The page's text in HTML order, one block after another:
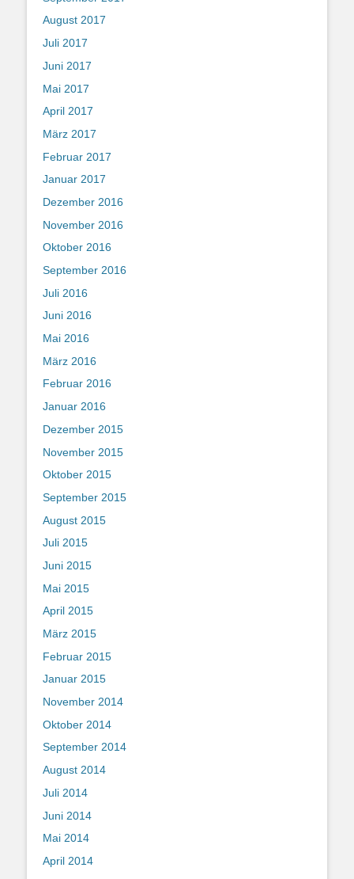
August 2017
Juli 2017
Juni 2017
Mai 2017
April 2017
März 2017
Februar 2017
Januar 2017
Dezember 2016
November 2016
Oktober 2016
September 2016
Juli 2016
Juni 2016
Mai 2016
März 2016
Februar 2016
Januar 2016
Dezember 2015
November 2015
Oktober 2015
September 2015
August 2015
Juli 2015
Juni 2015
Mai 2015
April 2015
März 2015
Februar 2015
Januar 2015
November 2014
Oktober 2014
September 2014
August 2014
Juli 2014
Juni 2014
Mai 2014
April 2014